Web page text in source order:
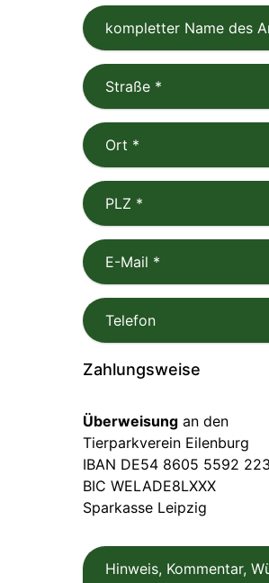
kompletter Name des
Straße *
Ort *
PLZ *
E-Mail *
Telefon
Zahlungsweise
Überweisung an den
Tierparkverein Eilenburg
IBAN DE54 8605 5592
BIC WELADE8LXXX
Sparkasse Leipzig
Hinweis, Kommentar,